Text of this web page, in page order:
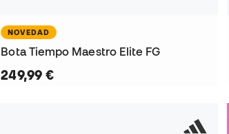
NOVEDAD
Bota Tiempo Maestro Elite FG
249,99 €